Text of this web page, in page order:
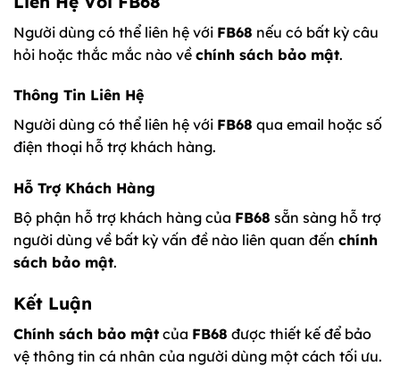
Người dùng có thể liên hệ với FB68 nếu có bất kỳ câu
hỏi hoặc thắc mắc nào về chính sách bảo mật.
Thông Tin Liên Hệ
Người dùng có thể liên hệ với FB68 qua email hoặc số
điện thoại hỗ trợ khách hàng.
Hỗ Trợ Khách Hàng
Bộ phận hỗ trợ khách hàng của FB68 sẵn sàng hỗ trợ
người dùng về bất kỳ vấn đề nào liên quan đến chính
sách bảo mật.
Kết Luận
Chính sách bảo mật của FB68 được thiết kế để bảo
vệ thông tin cá nhân của người dùng một cách tối ưu.